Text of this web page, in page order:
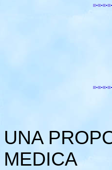
UNA
MEDICA